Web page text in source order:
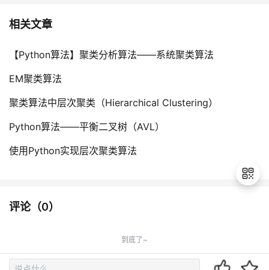
相关文章
【Python算法】聚类分析算法——系统聚类算法
EM聚类算法
聚类算法中层次聚类（Hierarchical Clustering）
Python算法——平衡二叉树（AVL）
使用Python实现层次聚类算法
评论（0）
到底了~